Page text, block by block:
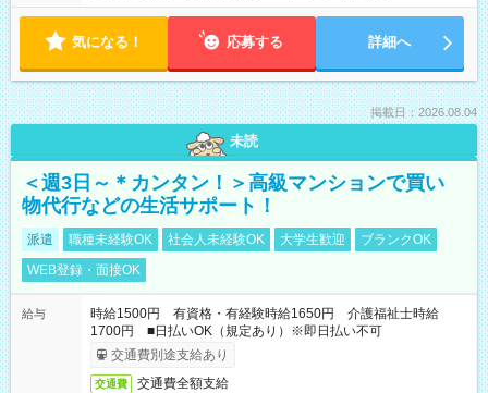
気になる！ 応募する 詳細へ
掲載日：2026.08.04
未読
＜週3日～＊カンタン！＞高級マンションで買い
物代行などの生活サポート！
派遣 職種未経験OK 社会人未経験OK 大学生歓迎
ブランクOK
WEB登録・面接OK
給与
時給1500円 有資格・有経験時給1650円 介護福祉士時給
1700円 ■日払いOK（規定あり）※即日払い不可
交通費別途支給あり
交通費 交通費全額支給